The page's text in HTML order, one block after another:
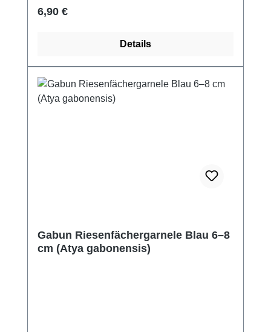
Regulärer Preis:
6,90 €
Details
Gabun Riesenfächergarnele Blau 6–8
cm (Atya gabonensis)